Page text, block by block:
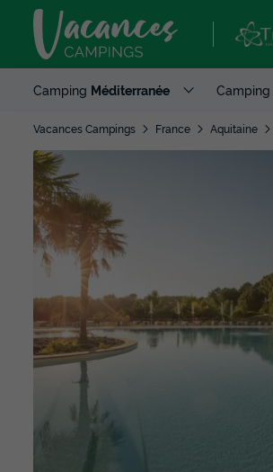
Camping Méditerranée Camping
Vacances Campings France Aquitaine